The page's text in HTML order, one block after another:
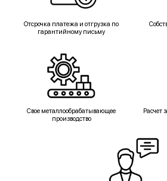
Отсрочка платежа и отгрузка по
гарантийному письму
Свое металлообрабатывающее
производство
Расчет